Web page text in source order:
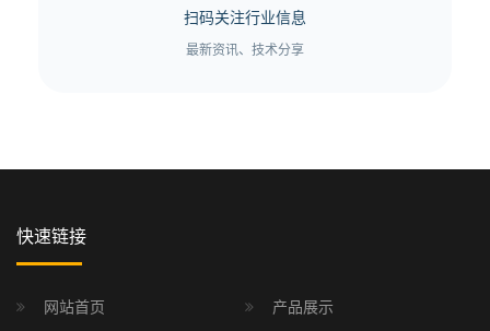
扫码关注行业信息
最新资讯、技术分享
快速链接
网站首页 产品展示